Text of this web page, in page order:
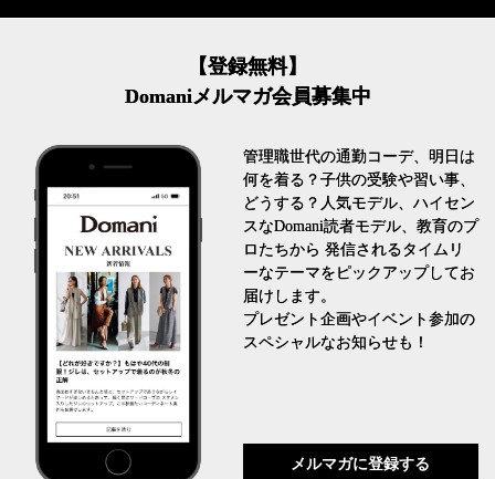
【登録無料】
Domaniメルマガ会員募集中
管理職世代の通勤コーデ、明日は
何を着る？子供の受験や習い事、
どうする？人気モデル、ハイセン
スなDomani読者モデル、教育のプ
ロたちから 発信されるタイムリ
ーなテーマをピックアップしてお
届けします。
プレゼント企画やイベント参加の
スペシャルなお知らせも！
メルマガに登録する